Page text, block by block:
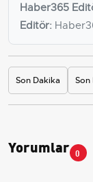
Haber365
Editör:
Son Dakika Son
Yorumlar 0